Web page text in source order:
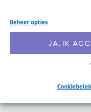
Beheer opties
JA, IK